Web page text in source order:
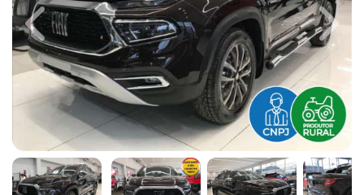
Previous Next